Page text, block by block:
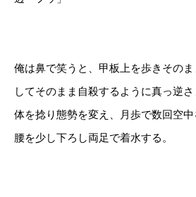
俺は鼻で笑うと、甲板上を歩きその
してそのまま自殺するように真っ逆
体を捻り態勢を変え、月歩で数回空
腰を少し下ろし両足で着水する。